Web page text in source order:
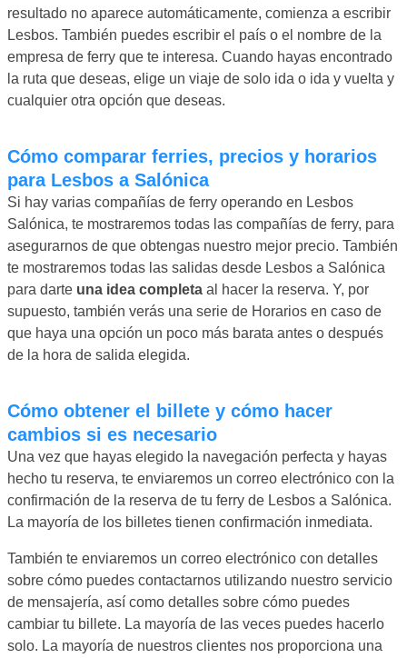
resultado no aparece automáticamente, comienza a escribir
Lesbos. También puedes escribir el país o el nombre de la
empresa de ferry que te interesa. Cuando hayas encontrado
la ruta que deseas, elige un viaje de solo ida o ida y vuelta y
cualquier otra opción que deseas.
Cómo comparar ferries, precios y horarios
para Lesbos a Salónica
Si hay varias compañías de ferry operando en Lesbos
Salónica, te mostraremos todas las compañías de ferry, para
asegurarnos de que obtengas nuestro mejor precio. También
te mostraremos todas las salidas desde Lesbos a Salónica
para darte una idea completa al hacer la reserva. Y, por
supuesto, también verás una serie de Horarios en caso de
que haya una opción un poco más barata antes o después
de la hora de salida elegida.
Cómo obtener el billete y cómo hacer
cambios si es necesario
Una vez que hayas elegido la navegación perfecta y hayas
hecho tu reserva, te enviaremos un correo electrónico con la
confirmación de la reserva de tu ferry de Lesbos a Salónica.
La mayoría de los billetes tienen confirmación inmediata.
También te enviaremos un correo electrónico con detalles
sobre cómo puedes contactarnos utilizando nuestro servicio
de mensajería, así como detalles sobre cómo puedes
cambiar tu billete. La mayoría de las veces puedes hacerlo
solo. La mayoría de nuestros clientes nos proporciona una